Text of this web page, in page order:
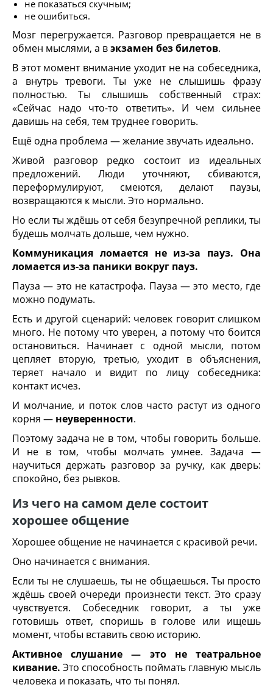
не показаться скучным;
не ошибиться.
Мозг перегружается. Разговор превращается не в
обмен мыслями, а вэкзамен без билетов.
В этот момент внимание уходит не на собеседника,
а внутрь тревоги. Ты уже не слышишь фразу
полностью. Ты слышишь собственный страх:
«Сейчас надо что-то ответить». И чем сильнее
давишь на себя, тем труднее говорить.
Ещё одна проблема — желание звучать идеально.
Живой разговор редко состоит из идеальных
предложений. Люди уточняют, сбиваются,
переформулируют, смеются, делают паузы,
возвращаются к мысли. Это нормально.
Но если ты ждёшь от себя безупречной реплики, ты
будешь молчать дольше, чем нужно.
Коммуникация ломается не из-за пауз. Она
ломается из-за паники вокруг пауз.
Пауза — это не катастрофа. Пауза — это место, где
можно подумать.
Есть и другой сценарий: человек говорит слишком
много. Не потому что уверен, а потому что боится
остановиться. Начинает с одной мысли, потом
цепляет вторую, третью, уходит в объяснения,
теряет начало и видит по лицу собеседника:
контакт исчез.
И молчание, и поток слов часто растут из одного
корня — неуверенности.
Поэтому задача не в том, чтобы говорить больше.
И не в том, чтобы молчать умнее. Задача —
научиться держать разговор за ручку, как дверь:
спокойно, без рывков.
Из чего на самом деле состоит
хорошее общение
Хорошее общение не начинается с красивой речи.
Оно начинается с внимания.
Если ты не слушаешь, ты не общаешься. Ты просто
ждёшь своей очереди произнести текст. Это сразу
чувствуется. Собеседник говорит, а ты уже
готовишь ответ, споришь в голове или ищешь
момент, чтобы вставить свою историю.
Активное слушание — это не театральное
кивание. Это способность поймать главную мысль
человека и показать, что ты понял.